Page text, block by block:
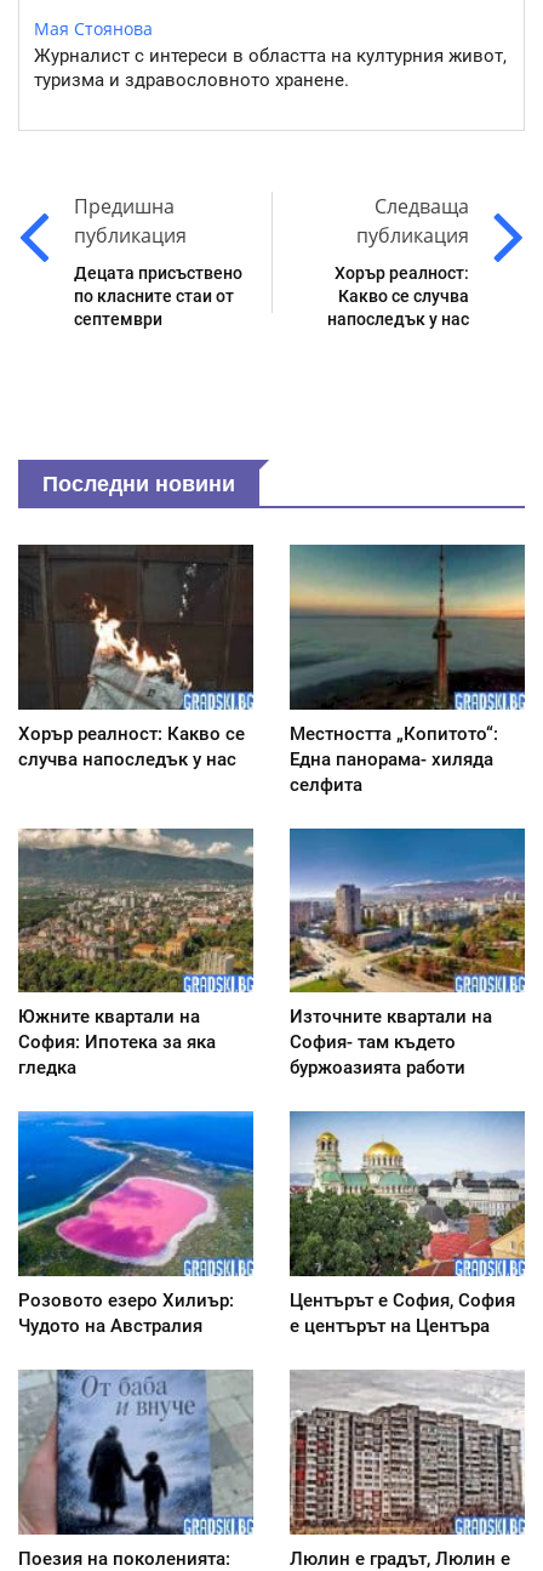
Мая Стоянова
Журналист с интереси в областта на културния живот,
туризма и здравословното хранене.
Предишна
публикация
Децата присъствено
по класните стаи от
септември
Следваща
публикация
Хорър реалност:
Какво се случва
напоследък у нас
Последни новини
Хорър реалност: Какво се
случва напоследък у нас
Местността „Копитото“:
Една панорама- хиляда
селфита
Южните квартали на
София: Ипотека за яка
гледка
Източните квартали на
София- там където
буржоазията работи
Розовото езеро Хилиър:
Чудото на Австралия
Центърът е София, София
е центърът на Центъра
Поезия на поколенията:
Люлин е градът, Люлин е